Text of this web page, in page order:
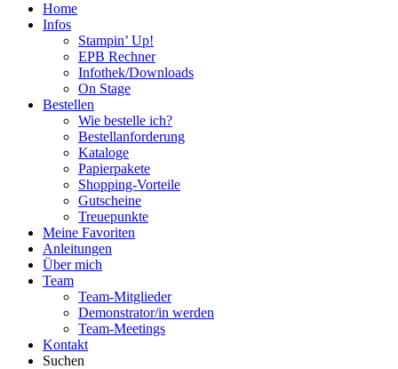
Home
Infos
Stampin’ Up!
EPB Rechner
Infothek/Downloads
On Stage
Bestellen
Wie bestelle ich?
Bestellanforderung
Kataloge
Papierpakete
Shopping-Vorteile
Gutscheine
Treuepunkte
Meine Favoriten
Anleitungen
Über mich
Team
Team-Mitglieder
Demonstrator/in werden
Team-Meetings
Kontakt
Suchen